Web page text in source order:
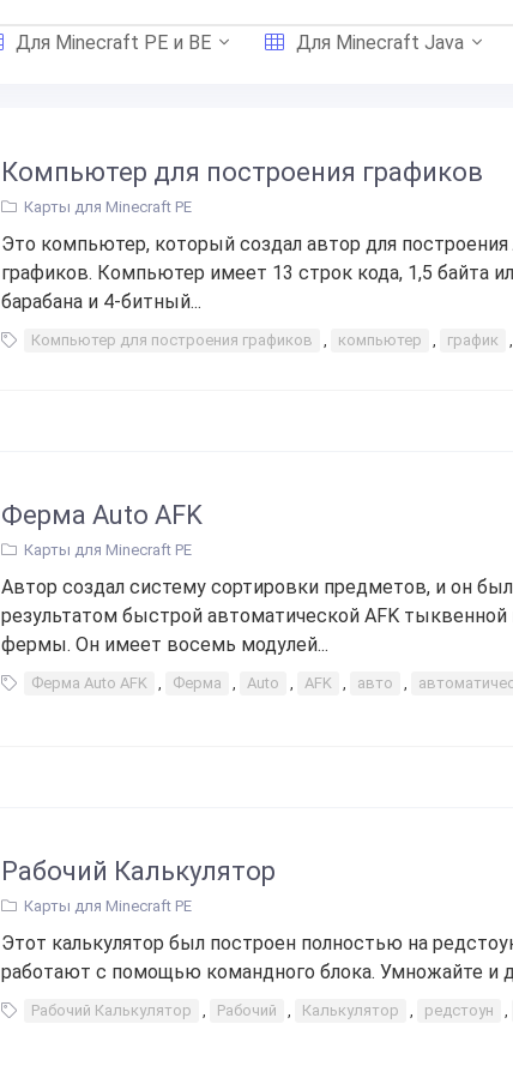
Для Minecraft PE и BE Для Minecraft Java
Компьютер для построения графиков
Карты для Minecraft PE
Это компьютер, который создал автор для
графиков. Компьютер имеет 13 строк кода, 1,5 байта
барабана и 4-битный...
Компьютер для построения графиков , компьютер , график ,
Ферма Auto AFK
Карты для Minecraft PE
Автор создал систему сортировки предметов, и он
результатом быстрой автоматической AFK
фермы. Он имеет восемь модулей...
Ферма Auto AFK , Ферма , Auto , AFK , авто ,
Рабочий Калькулятор
Карты для Minecraft PE
Этот калькулятор был построен полностью на
работают с помощью командного блока. Умножайте и
Рабочий Калькулятор Рабочий Калькулятор редстоун